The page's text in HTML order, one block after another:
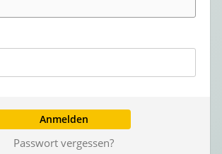
Anmelden
Passwort vergessen?